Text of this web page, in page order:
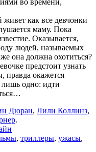
как все девчонки
маму. Пока
Оказывается,
людей, называемых
она должна охотиться?
предстоит узнать
правда окажется
лишь одно: идти
Дюран, Лили Коллинз,
.
, триллеры, ужасы,